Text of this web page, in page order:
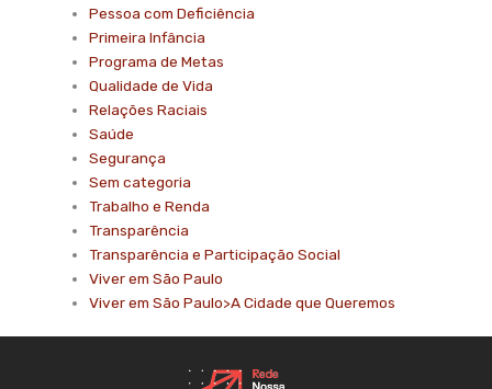
Pessoa com Deficiência
Primeira Infância
Programa de Metas
Qualidade de Vida
Relações Raciais
Saúde
Segurança
Sem categoria
Trabalho e Renda
Transparência
Transparência e Participação Social
Viver em São Paulo
Viver em São Paulo>A Cidade que Queremos